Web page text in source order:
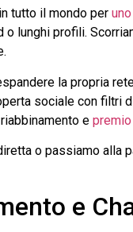
tutto il mondo per
lunghi profili.
la propria
sociale con
e premio
o passiamo alla
e